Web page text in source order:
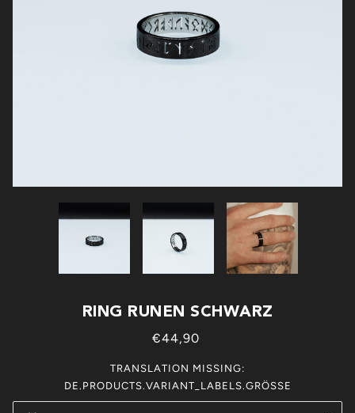
RING RUNEN SCHWARZ
€44,90
TRANSLATION MISSING:
DE.PRODUCTS.VARIANT_LABELS.GRÖSSE